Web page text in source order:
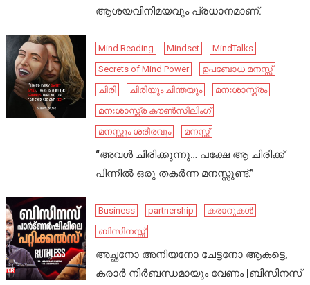
ആശയവിനിമയവും പ്രധാനമാണ്.
Mind Reading Mindset
MindTalks
Secrets of Mind Power
ഉപബോധ മനസ്സ്
ചിരി
ചിരിയും ചിന്തയും
മനഃശാസ്ത്രം
മനഃശാസ്ത്ര കൗൺസിലിംഗ്
മനസ്സും ശരീരവും
മനസ്സ്
“അവൾ ചിരിക്കുന്നു… പക്ഷേ ആ ചിരിക്ക്
പിന്നിൽ ഒരു തകർന്ന മനസ്സുണ്ട്.”
Business partnership
കരാറുകൾ
ബിസിനസ്സ്
അച്ഛനോ അനിയനോ ചേട്ടനോ ആകട്ടെ,
കരാർ നിർബന്ധമായും വേണം |ബിസിനസ്